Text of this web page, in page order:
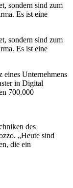
sondern sind zum
Es ist eine
sondern sind zum
Es ist eine
eines Unternehmens
in Digital
700.000
des
„Heute sind
die ein